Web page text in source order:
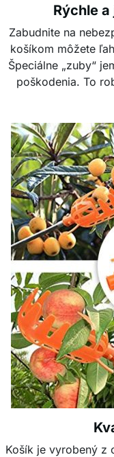
Rýchle
Zabudnite na
košíkom môžete
Špeciálne „zuby“
poškodenia. To
Košík je vyrobený z